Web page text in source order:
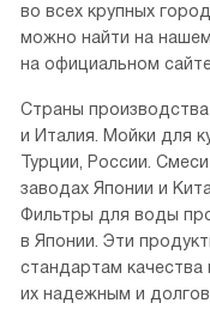
во всех крупных
можно найти на нашем
на официальном
Страны
и Италия. Мойки для
Турции, России.
заводах Японии и
Фильтры для воды
в Японии. Эти
стандартам качества
их надежным и